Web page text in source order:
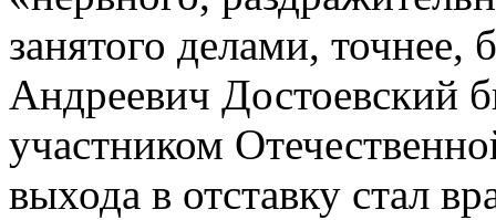
занятого делами,
Андреевич Достоевский
участником
выхода в отставку стал